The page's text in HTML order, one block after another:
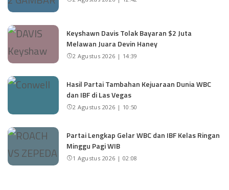
Keyshawn Davis Tolak Bayaran $2 Juta
Melawan Juara Devin Haney
2 Agustus 2026 | 14:39
Hasil Partai Tambahan Kejuaraan Dunia WBC
dan IBF di Las Vegas
2 Agustus 2026 | 10:50
Partai Lengkap Gelar WBC dan IBF Kelas Ringan
Minggu Pagi WIB
1 Agustus 2026 | 02:08